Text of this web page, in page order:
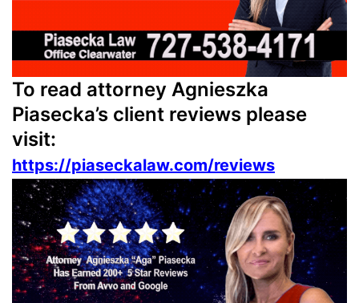
To read attorney Agnieszka
Piasecka’s client reviews please
visit:
https://piaseckalaw.com/reviews